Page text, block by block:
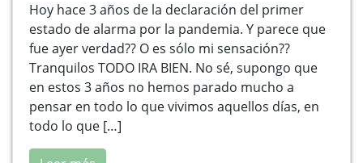
Hoy hace 3 años de la declaración del primer
estado de alarma por la pandemia. Y parece que
fue ayer verdad?? O es sólo mi sensación??
Tranquilos TODO IRA BIEN. No sé, supongo que
en estos 3 años no hemos parado mucho a
pensar en todo lo que vivimos aquellos días, en
todo lo que […]